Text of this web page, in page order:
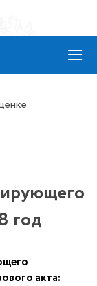
≡
год
акта: